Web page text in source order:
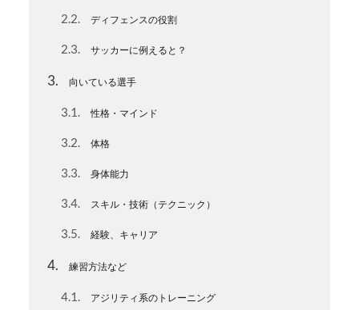
2.2 ディフェンスの役割
2.3 サッカーに例えると？
3 向いている選手
3.1 性格・マインド
3.2 体格
3.3 身体能力
3.4 スキル・技術（テクニック）
3.5 経験、キャリア
4 練習方法など
4.1 アジリティ系のトレーニング